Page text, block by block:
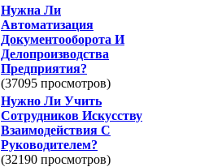
Нужна Ли
Автоматизация
Документооборота И
Делопроизводства
Предприятия?
(37095 просмотров)
Нужно Ли Учить
Сотрудников Искусству
Взаимодействия С
Руководителем?
(32190 просмотров)